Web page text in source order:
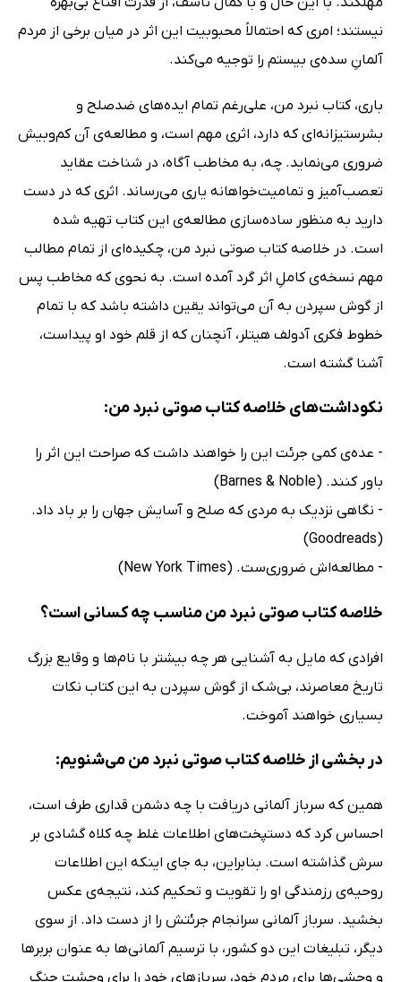
نیستند؛ امری که احتمالاً محبوبیت این اثر در میان برخی از مردم
آلمانِ سده‌ی بیستم را توجیه می‌کند.
باری، کتاب نبرد من، علی‌رغم تمام ایده‌های ضدصلح و
بشرستیزانه‌ای که دارد، اثری مهم است، و مطالعه‌ی آن کم‌وبیش
ضروری می‌نماید. چه، به مخاطب آگاه، در شناخت عقاید
تعصب‌آمیز و تمامیت‌خواهانه یاری می‌رساند. اثری که در دست
دارید به منظور ساده‌سازی مطالعه‌ی این کتاب تهیه شده
است. در خلاصه کتاب صوتی نبرد من، چکیده‌‌ای از تمام مطالب
مهم نسخه‌ی کاملِ اثر گرد آمده است. به نحوی که مخاطب پس
از گوش سپردن به آن می‌تواند یقین داشته باشد که با تمام
خطوط فکری آدولف هیتلر، آنچنان که از قلم خود او پیداست،
آشنا گشته است.
نکوداشت‌های خلاصه کتاب صوتی نبرد من:
- عده‌ی کمی جرئت این را خواهند داشت که صراحت این اثر را
باور کنند. (Barnes & Noble)
- نگاهی نزدیک به مردی که صلح و آسایش جهان را بر باد داد.
(Goodreads)
- مطالعه‌اش ضروری‌ست. (New York Times)
خلاصه کتاب صوتی نبرد من مناسب چه کسانی است؟
افرادی که مایل به آشنایی هر چه بیشتر با نام‌ها و وقایع بزرگ
تاریخ معاصرند، بی‌شک از گوش سپردن به این کتاب نکات
بسیاری خواهند آموخت.
در بخشی از خلاصه کتاب صوتی نبرد من می‌شنویم:
همین که سرباز آلمانی دریافت با چه دشمن قداری طرف است،
احساس کرد که دستپخت‌های اطلاعات غلط چه کلاه گشادی بر
سرش گذاشته است. بنابراین، به جای اینکه این اطلاعات
روحیه‌ی رزمندگی او را تقویت و تحکیم کند، نتیجه‌ی عکس
بخشید. سرباز آلمانی سرانجام جرئتش را از دست داد. از سوی
دیگر، تبلیغات این دو کشور، با ترسیم آلمانی‌ها به عنوان بربرها
و وحشی‌ها برای مردم خود، سربازهای خود را برای وحشت جنگ